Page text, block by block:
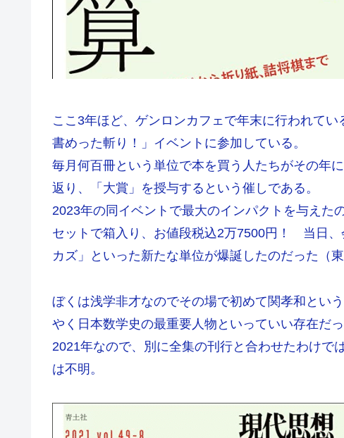
ここ3年ほど、ゲンロンカフェで年末に行われて
書めった斬り！」イベントに参加している。
毎月何百冊という単位で本を買う人たちがその年
返り、「大賞」を授与するという催しである。
2023年の同イベントで最大のインパクトを与えた
セットで箱入り、お値段税込2万7500円！ 当日
カズ」といった新たな単位が爆誕したのだった（
ぼくは浅学非才なのでその場で初めて関孝和とい
やく日本数学史の最重要人物といっていい存在だ
2021年なので、別に全集の刊行と合わせたわけで
は不明。